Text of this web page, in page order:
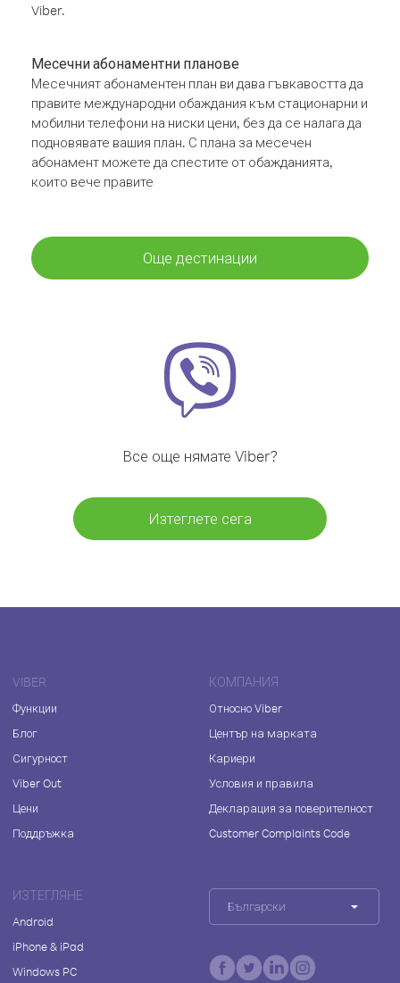
Viber.
Месечни абонаментни планове
Месечният абонаментен план ви дава гъвкавостта да
правите международни обаждания към стационарни и
мобилни телефони на ниски цени, без да се налага да
подновявате вашия план. С плана за месечен
абонамент можете да спестите от обажданията,
които вече правите
Още дестинации
Все още нямате Viber?
Изтеглете сега
VIBER
Функции
Блог
Сигурност
Viber Out
Цени
Поддръжка
КОМПАНИЯ
Относно Viber
Център на марката
Кариери
Условия и правила
Декларация за поверителност
Customer Complaints Code
ИЗТЕГЛЯНЕ
Android
iPhone & iPad
Windows PC
Български